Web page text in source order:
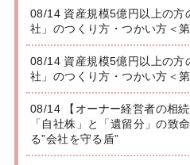
08/14 資産規模5億円以上の方
社」のつくり方・つかい方＜
08/14 資産規模5億円以上の方
社」のつくり方・つかい方＜
08/14 【オーナー経営者の相続
「自社株」と「遺留分」の致
る”会社を守る盾”